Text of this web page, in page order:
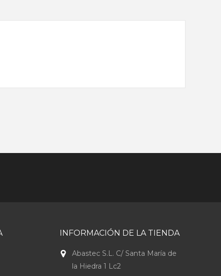
INFORMACIÓN DE LA TIENDA
Abastec S.L. C/ Santa María de
la Hiedra 1 Lc2